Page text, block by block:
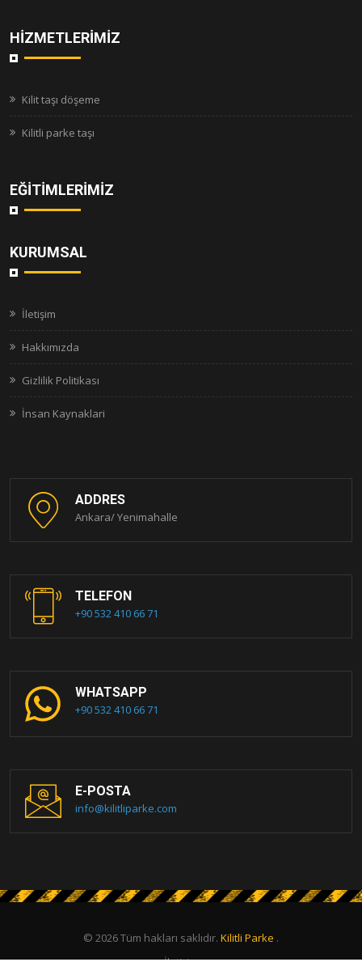
HIZMETLERIMIZ
Kilit taşı döşeme
Kilitli parke taşı
EĞITIMLERIMIZ
KURUMSAL
İletişim
Hakkımızda
Gizlilik Politikası
İnsan Kaynaklari
ADDRES
Ankara/ Yenimahalle
TELEFON
+90 532 410 66 71
WHATSAPP
+90 532 410 66 71
E-POSTA
info@kilitliparke.com
© 2026 Tüm hakları saklıdır. Kilitli Parke .